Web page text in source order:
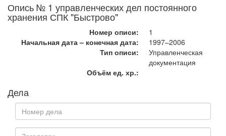
Опись № 1 управленческих дел постоянного
хранения СПК "Быстрово"
Номер описи:
1
Начальная дата – конечная дата:
1997–2006
Тип описи:
Управленческая
документация
Объём ед. хр.:
Дела